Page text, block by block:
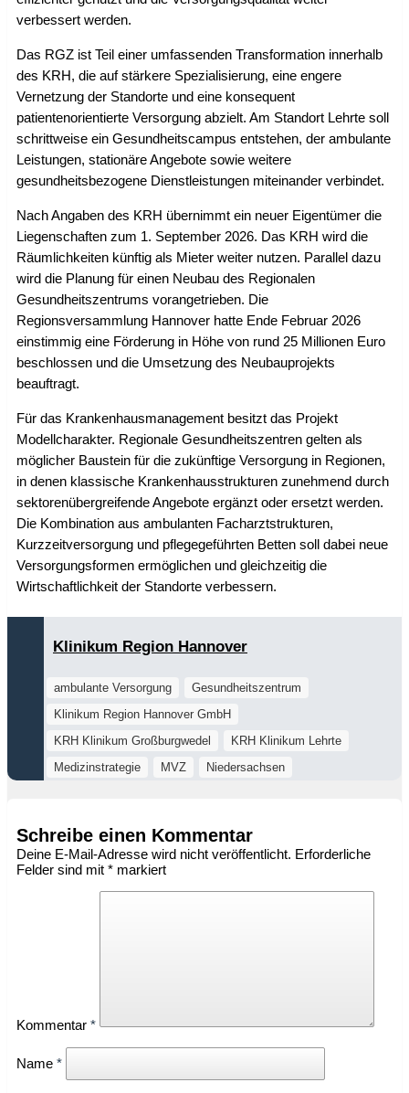
verbessert werden.
Das RGZ ist Teil einer umfassenden Transformation innerhalb
des KRH, die auf stärkere Spezialisierung, eine engere
Vernetzung der Standorte und eine konsequent
patientenorientierte Versorgung abzielt. Am Standort Lehrte soll
schrittweise ein Gesundheitscampus entstehen, der ambulante
Leistungen, stationäre Angebote sowie weitere
gesundheitsbezogene Dienstleistungen miteinander verbindet.
Nach Angaben des KRH übernimmt ein neuer Eigentümer die
Liegenschaften zum 1. September 2026. Das KRH wird die
Räumlichkeiten künftig als Mieter weiter nutzen. Parallel dazu
wird die Planung für einen Neubau des Regionalen
Gesundheitszentrums vorangetrieben. Die
Regionsversammlung Hannover hatte Ende Februar 2026
einstimmig eine Förderung in Höhe von rund 25 Millionen Euro
beschlossen und die Umsetzung des Neubauprojekts
beauftragt.
Für das Krankenhausmanagement besitzt das Projekt
Modellcharakter. Regionale Gesundheitszentren gelten als
möglicher Baustein für die zukünftige Versorgung in Regionen,
in denen klassische Krankenhausstrukturen zunehmend durch
sektorenübergreifende Angebote ergänzt oder ersetzt werden.
Die Kombination aus ambulanten Facharztstrukturen,
Kurzzeitversorgung und pflegegeführten Betten soll dabei neue
Versorgungsformen ermöglichen und gleichzeitig die
Wirtschaftlichkeit der Standorte verbessern.
Klinikum Region Hannover
ambulante Versorgung
Gesundheitszentrum
Klinikum Region Hannover GmbH
KRH Klinikum Großburgwedel
KRH Klinikum Lehrte
Medizinstrategie
MVZ Niedersachsen
Schreibe einen Kommentar
Deine E-Mail-Adresse wird nicht veröffentlicht. Erforderliche
Felder sind mit * markiert
Kommentar *
Name *